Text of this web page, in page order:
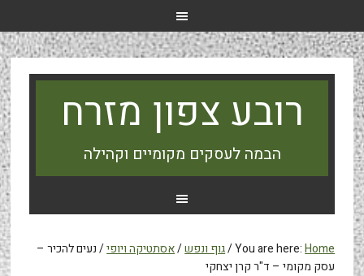
רובע צפון מזרח
הבמה לעסקים מקומיים וקהילה
You are here:Home
/גוף ונפש/אסתטיקה ויופי/נעים להכיר –
עסק מקומי – ד"ר קרן יצחקי